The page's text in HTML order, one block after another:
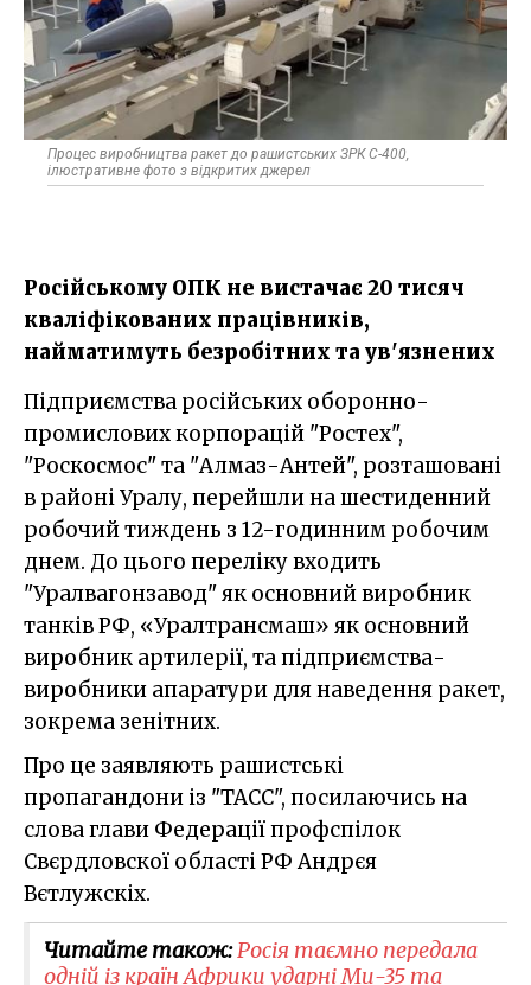
Процес виробництва ракет до рашистських ЗРК С-400,
ілюстративне фото з відкритих джерел
Російському ОПК не вистачає 20 тисяч
кваліфікованих працівників,
найматимуть безробітних та ув'язнених
Підприємства російських оборонно-
промислових корпорацій "Ростех",
"Роскосмос" та "Алмаз-Антей", розташовані
в районі Уралу, перейшли на шестиденний
робочий тиждень з 12-годинним робочим
днем. До цього переліку входить
"Уралвагонзавод" як основний виробник
танків РФ, «Уралтрансмаш» як основний
виробник артилерії, та підприємства-
виробники апаратури для наведення ракет,
зокрема зенітних.
Про це заявляють рашистські
пропагандони із "ТАСС", посилаючись на
слова глави Федерації профспілок
Свєрдловскої області РФ Андрєя
Вєтлужскіх.
Читайте також:Росія таємно передала
одній із країн Африки ударні Ми-35 та